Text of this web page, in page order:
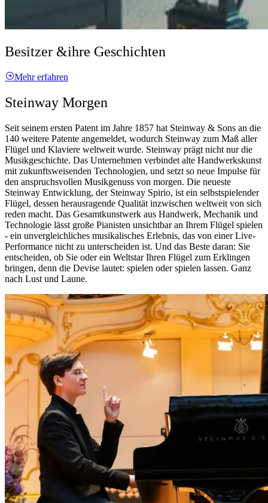
Besitzer &ihre Geschichten
Mehr erfahren
Steinway Morgen
Seit seinem ersten Patent im Jahre 1857 hat Steinway ⁠&⁠ Sons an die
140 weitere Patente angemeldet, wodurch Steinway zum Maß aller
Flügel und Klaviere weltweit wurde. Steinway prägt nicht nur die
Musikgeschichte. Das Unternehmen verbindet alte Handwerkskunst
mit zukunftsweisenden Technologien, und setzt so neue Impulse für
den anspruchsvollen Musikgenuss von morgen. Die neueste
Steinway Entwicklung, der Steinway Spirio, ist ein selbstspielender
Flügel, dessen herausragende Qualität inzwischen weltweit von sich
reden macht. Das Gesamtkunstwerk aus Handwerk, Mechanik und
Technologie lässt große Pianisten unsichtbar an Ihrem Flügel spielen
- ein unvergleichliches musikalisches Erlebnis, das von einer Live-
Performance nicht zu unterscheiden ist. Und das Beste daran: Sie
entscheiden, ob Sie oder ein Weltstar Ihren Flügel zum Erklingen
bringen, denn die Devise lautet: spielen oder spielen lassen. Ganz
nach Lust und Laune.